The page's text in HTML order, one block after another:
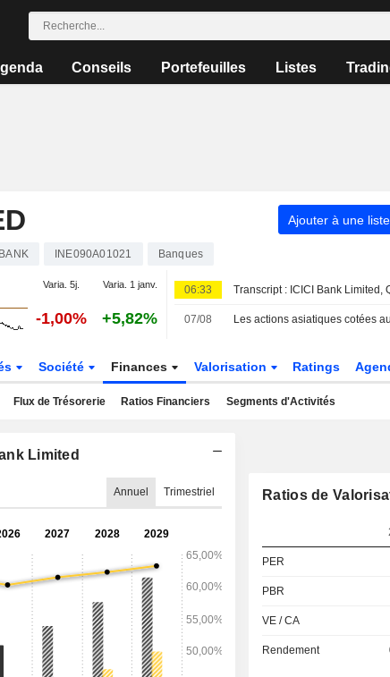
Conseils Portefeuilles Listes
Ajouter à une liste
INE090A01021 Banques
Varia. 5j. Varia. 1 janv.
-1,00% +5,82%
06:33
07/08
Société Finances Valorisation Ratings
Flux de Trésorerie Ratios Financiers Segments d'Activités
Limited
Annuel Trimestriel Ratios de
PER
PBR
VE / CA
Rendement